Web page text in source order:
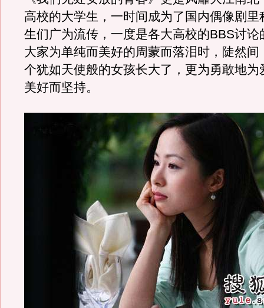
高校的大学生，一时间成为了国内偶像剧里
生们广为流传，一度是各大高校的BBS讨论
大家为单纯而美好的周蒙而落泪时，陡然间
个犹如天使般的女孩长大了，更为勇敢地为
美好而坚持。